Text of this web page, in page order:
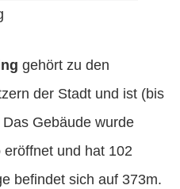
gehört zu den
der Stadt und ist (bis
Gebäude wurde
und hat 102
befindet sich auf 373m.